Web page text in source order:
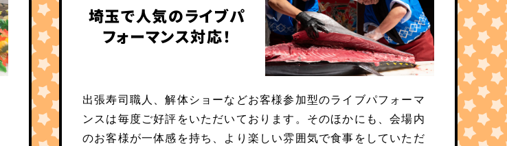
埼玉で人気のライブパ
フォーマンス対応！
出張寿司職人、解体ショーなどお客様参加型のライブパフォーマ
ンスは毎度ご好評をいただいております。そのほかにも、会場内
のお客様が一体感を持ち、より楽しい雰囲気で食事をしていただ